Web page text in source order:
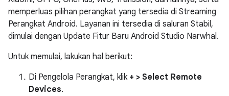
memperluas pilihan perangkat yang tersedia di Streaming
Perangkat Android. Layanan ini tersedia di saluran Stabil,
dimulai dengan Update Fitur Baru Android Studio Narwhal.
Untuk memulai, lakukan hal berikut:
Di Pengelola Perangkat, klik + > Select Remote
Devices.